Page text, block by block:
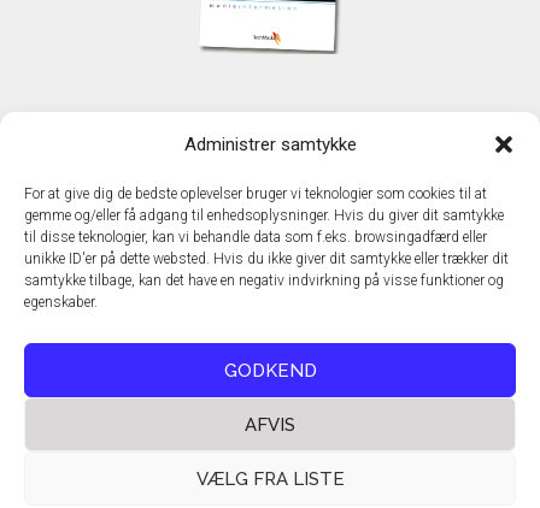
Administrer samtykke
For at give dig de bedste oplevelser bruger vi teknologier som cookies til at
gemme og/eller få adgang til enhedsoplysninger. Hvis du giver dit samtykke
til disse teknologier, kan vi behandle data som f.eks. browsingadfærd eller
unikke ID'er på dette websted. Hvis du ikke giver dit samtykke eller trækker dit
samtykke tilbage, kan det have en negativ indvirkning på visse funktioner og
egenskaber.
GODKEND
AFVIS
VÆLG FRA LISTE
TechMedia A/S
DK - 2600 Glostrup
www.techmedia.dk
Telefon: +45 43 24 26 28
E-mail:info@techmedia.dk